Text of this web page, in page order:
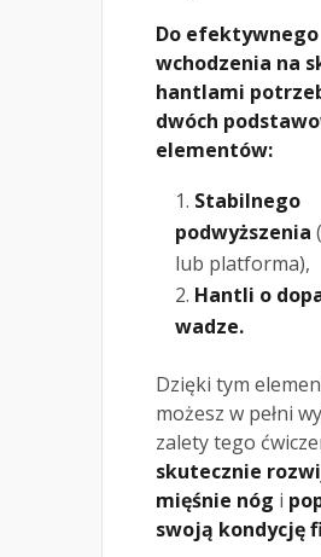
Do efektywnego
wchodzenia na
hantlami
dwóch
elementów:
Stabilnego
podwyższenia
lub platforma),
Hantli o
wadze.
Dzięki tym
możesz w pełni
zalety tego
skutecznie
mięśnie nóg i
swoją kondycję